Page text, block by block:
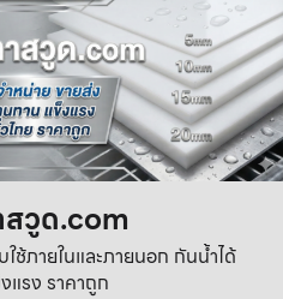
วูด.com
ช้ภายในและภายนอก กันน้ำได้
แรง ราคาถูก